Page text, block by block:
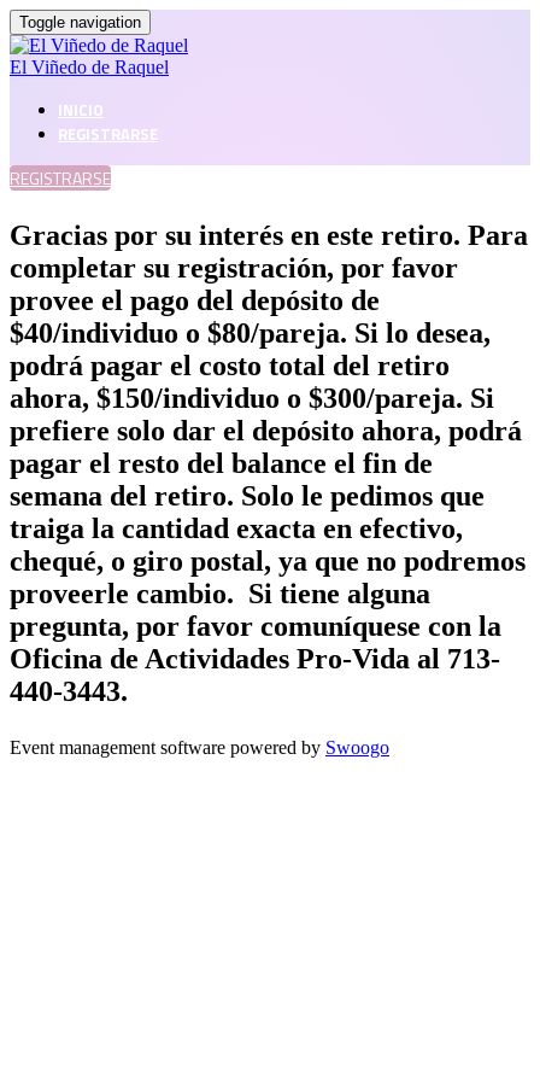
Toggle navigation
El Viñedo de Raquel
INICIO
REGISTRARSE
REGISTRARSE
Gracias por su interés en este retiro. Para
completar su registración, por favor
provee el pago del depósito de
$40/individuo o $80/pareja. Si lo desea,
podrá pagar el costo total del retiro
ahora, $150/individuo o $300/pareja. Si
prefiere solo dar el depósito ahora, podrá
pagar el resto del balance el fin de
semana del retiro. Solo le pedimos que
traiga la cantidad exacta en efectivo,
chequé, o giro postal, ya que no podremos
proveerle cambio. Si tiene alguna
pregunta, por favor comuníquese con la
Oficina de Actividades Pro-Vida al 713-
440-3443.
Event management software powered by Swoogo